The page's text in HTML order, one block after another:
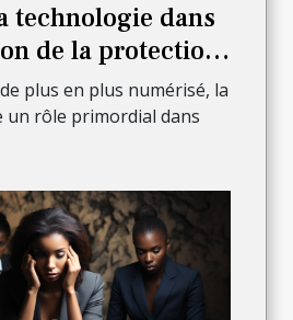
technologie dans
de la protection
plus en plus numérisé, la
un rôle primordial dans